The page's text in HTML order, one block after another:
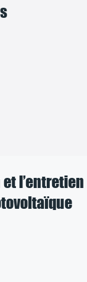
l’entretien